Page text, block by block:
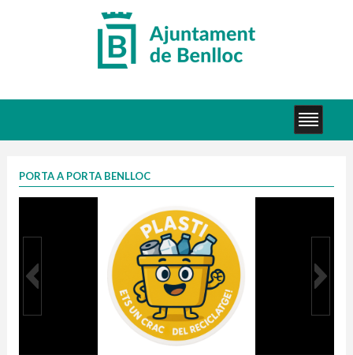
PORTA A PORTA BENLLOC